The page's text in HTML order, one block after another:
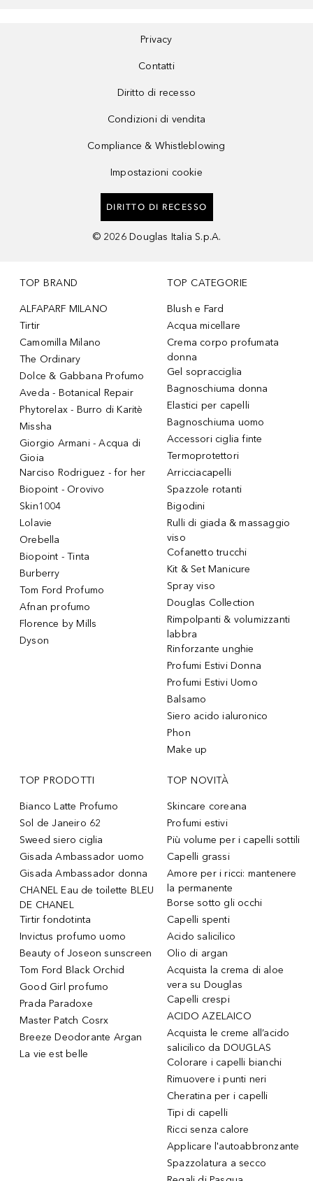
Privacy
Contatti
Diritto di recesso
Condizioni di vendita
Compliance & Whistleblowing
Impostazioni cookie
DIRITTO DI RECESSO
© 2026 Douglas Italia S.p.A.
TOP BRAND
ALFAPARF MILANO
Tirtir
Camomilla Milano
The Ordinary
Dolce & Gabbana Profumo
Aveda - Botanical Repair
Phytorelax - Burro di Karitè
Missha
Giorgio Armani - Acqua di
Gioia
Narciso Rodriguez - for her
Biopoint - Orovivo
Skin1004
Lolavie
Orebella
Biopoint - Tinta
Burberry
Tom Ford Profumo
Afnan profumo
Florence by Mills
Dyson
TOP CATEGORIE
Blush e Fard
Acqua micellare
Crema corpo profumata
donna
Gel sopracciglia
Bagnoschiuma donna
Elastici per capelli
Bagnoschiuma uomo
Accessori ciglia finte
Termoprotettori
Arricciacapelli
Spazzole rotanti
Bigodini
Rulli di giada & massaggio
viso
Cofanetto trucchi
Kit & Set Manicure
Spray viso
Douglas Collection
Rimpolpanti & volumizzanti
labbra
Rinforzante unghie
Profumi Estivi Donna
Profumi Estivi Uomo
Balsamo
Siero acido ialuronico
Phon
Make up
TOP PRODOTTI
Bianco Latte Profumo
Sol de Janeiro 62
Sweed siero ciglia
Gisada Ambassador uomo
Gisada Ambassador donna
CHANEL Eau de toilette BLEU
DE CHANEL
Tirtir fondotinta
Invictus profumo uomo
Beauty of Joseon sunscreen
Tom Ford Black Orchid
Good Girl profumo
Prada Paradoxe
Master Patch Cosrx
Breeze Deodorante Argan
La vie est belle
TOP NOVITÀ
Skincare coreana
Profumi estivi
Più volume per i capelli sottili
Capelli grassi
Amore per i ricci: mantenere
la permanente
Borse sotto gli occhi
Capelli spenti
Acido salicilico
Olio di argan
Acquista la crema di aloe
vera su Douglas
Capelli crespi
ACIDO AZELAICO
Acquista le creme all’acido
salicilico da DOUGLAS
Colorare i capelli bianchi
Rimuovere i punti neri
Cheratina per i capelli
Tipi di capelli
Ricci senza calore
Applicare l'autoabbronzante
Spazzolatura a secco